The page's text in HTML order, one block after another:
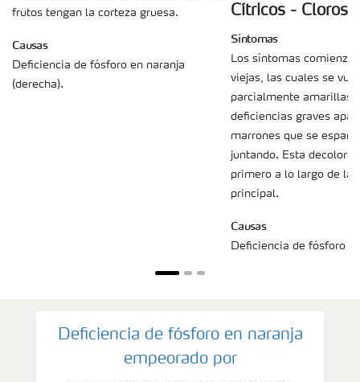
frutos tengan la corteza gruesa.
Causas
Deficiencia de fósforo en naranja
(derecha).
Cítricos - Clorosis
Síntomas
Los síntomas
viejas, las cuales se
parcialmente amarillas.
deficiencias graves
marrones que se
juntando. Esta
primero a lo largo de la
principal.
Causas
Deficiencia de fósforo
Deficiencia de fósforo en naranja
empeorado por